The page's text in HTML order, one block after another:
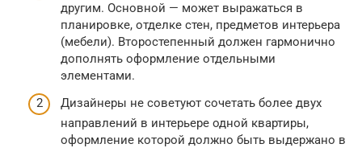
другим. Основной — может выражаться в
планировке, отделке стен, предметов интерьера
(мебели). Второстепенный должен гармонично
дополнять оформление отдельными
элементами.
Дизайнеры не советуют сочетать более двух
направлений в интерьере одной квартиры,
оформление которой должно быть выдержано в